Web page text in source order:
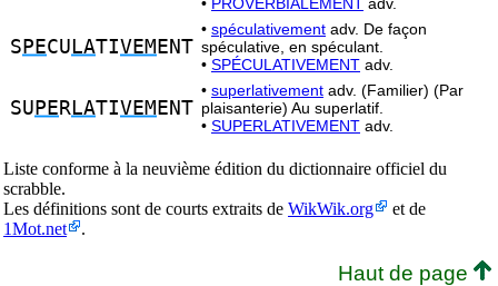
S PECU LATIVEM ENT
• spéculativement adv. De façon
spéculative, en spéculant.
• SPÉCULATIVEMENT adv.
SU PE RLATIVEM ENT
• superlativement adv. (Familier) (Par
plaisanterie) Au superlatif.
• SUPERLATIVEMENT adv.
Liste conforme à la neuvième édition du dictionnaire officiel du
scrabble.
Les définitions sont de courts extraits de WikWik.org
et de
1Mot.net
.
Haut de page